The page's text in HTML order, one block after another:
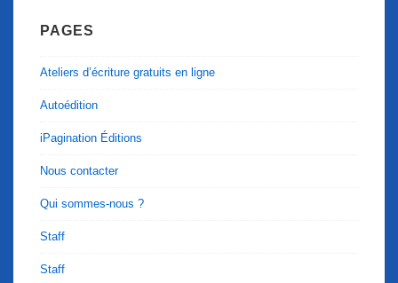
PAGES
Ateliers d’écriture gratuits en ligne
Autoédition
iPagination Éditions
Nous contacter
Qui sommes-nous ?
Staff
Staff